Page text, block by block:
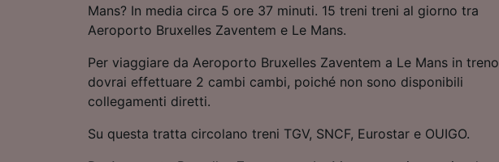
Mans? In media circa 5 ore 37 minuti. 15 treni treni al giorno tra
Aeroporto Bruxelles Zaventem e Le Mans.
Per viaggiare da Aeroporto Bruxelles Zaventem a Le Mans in treno
dovrai effettuare 2 cambi cambi, poiché non sono disponibili
collegamenti diretti.
Su questa tratta circolano treni TGV, SNCF, Eurostar e OUIGO.